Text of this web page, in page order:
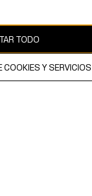
TODO
COOKIES Y SERVICIOS